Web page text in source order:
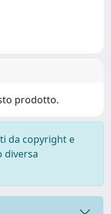
prodotto.
da copyright e
diversa